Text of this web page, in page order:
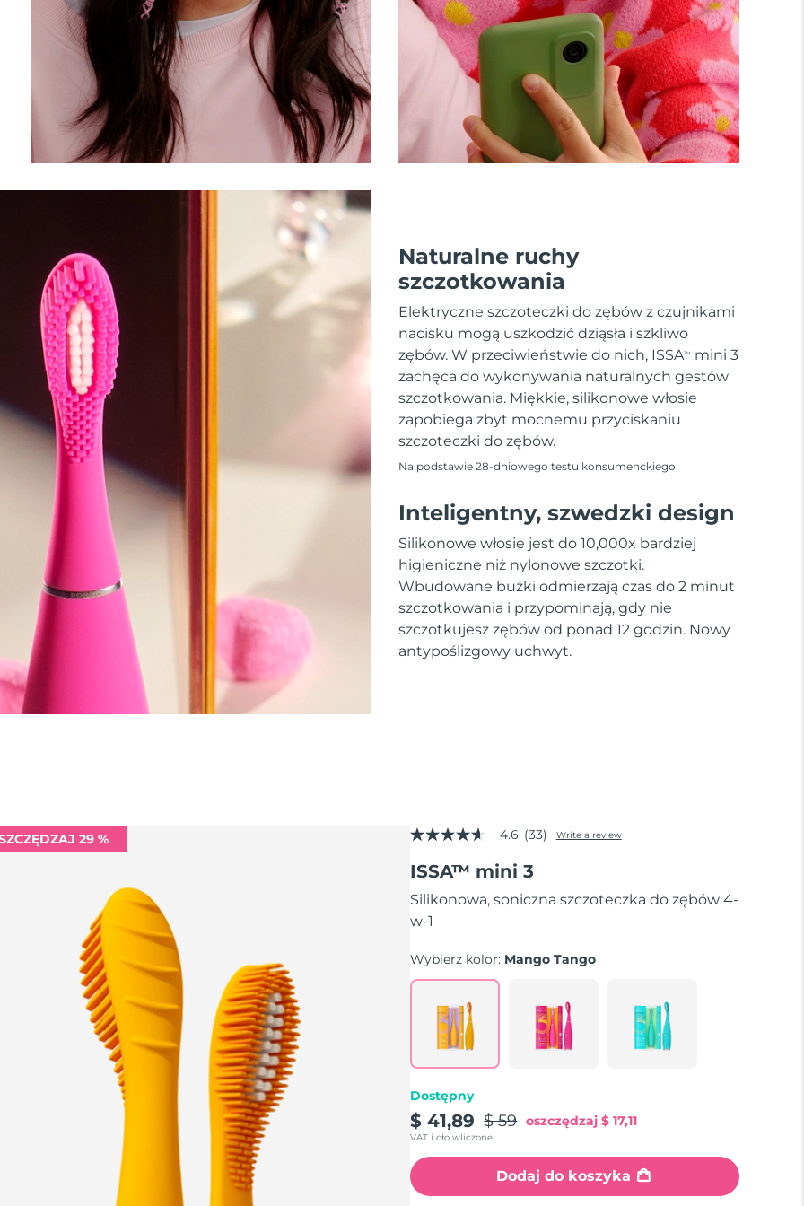
Naturalne ruchy
szczotkowania
Elektryczne szczoteczki do zębów z czujnikami
nacisku mogą uszkodzić dziąsła i szkliwo
zębów. W przeciwieństwie do nich, ISSATM
mini 3
zachęca do wykonywania naturalnych gestów
szczotkowania. Miękkie, silikonowe włosie
zapobiega zbyt mocnemu przyciskaniu
szczoteczki do zębów.
Na podstawie 28-dniowego testu konsumenckiego
Inteligentny, szwedzki design
Silikonowe włosie jest do 10,000x bardziej
higieniczne niż nylonowe szczotki.
Wbudowane buźki odmierzają czas do 2 minut
szczotkowania i przypominają, gdy nie
szczotkujesz zębów od ponad 12 godzin. Nowy
antypoślizgowy uchwyt.
29 %
4.6
of
stars,
average
rating
Read
33
Reviews.
page
link.
4.6 (33) Write a review
ISSA™ mini 3
Silikonowa, soniczna szczoteczka do zębów 4-
w-1
Wybierz kolor: Mango Tango
Dostępny
$ 41,89 $ 59 oszczędzaj$ 17,11
VAT i cło wliczone
Dodaj do koszyka